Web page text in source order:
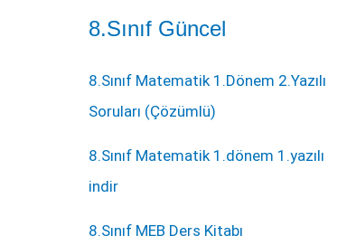
8.Sınıf Güncel
8.Sınıf Matematik 1.Dönem 2.Yazılı
Soruları (Çözümlü)
8.Sınıf Matematik 1.dönem 1.yazılı
indir
8.Sınıf MEB Ders Kitabı